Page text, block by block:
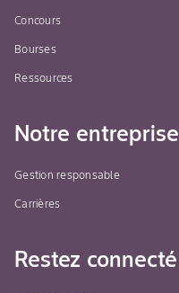
Concours
Bourses
Ressources
Notre entreprise
Gestion responsable
Carrières
Restez connecté